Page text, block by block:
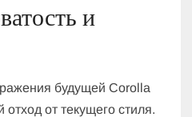
и
будущей Corolla
от текущего стиля.